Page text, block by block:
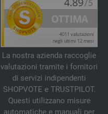
La nostra azienda raccoglie
valutazioni tramite i fornitori
di servizi indipendenti
SHOPVOTE e TRUSTPILOT.
Questi utilizzano misure
automatiche e manuali per